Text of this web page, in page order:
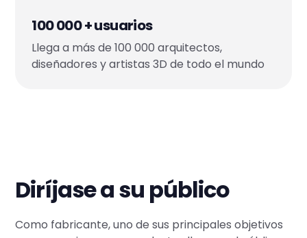
100 000 + usuarios
Llega a más de 100 000 arquitectos,
diseñadores y artistas 3D de todo el mundo
Diríjase a su público
Como fabricante, uno de sus principales objetivos